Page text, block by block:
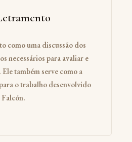
como uma discussão dos
necessários para avaliar e
também serve como a
o trabalho desenvolvido